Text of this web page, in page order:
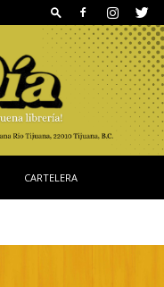
CARTELERA